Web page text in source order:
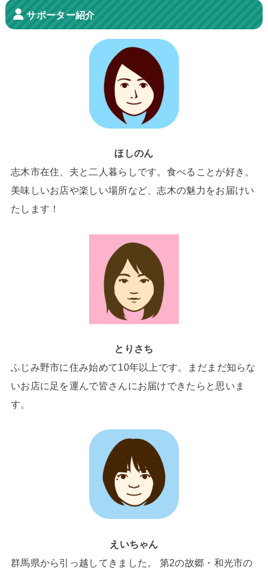
サポーター紹介
ほしのん
志木市在住、夫と二人暮らしです。食べることが好き。
美味しいお店や楽しい場所など、志木の魅力をお届けい
たします！
とりさち
ふじみ野市に住み始めて10年以上です。まだまだ知らな
いお店に足を運んで皆さんにお届けできたらと思いま
す。
えいちゃん
群馬県から引っ越してきました。 第2の故郷・和光市の